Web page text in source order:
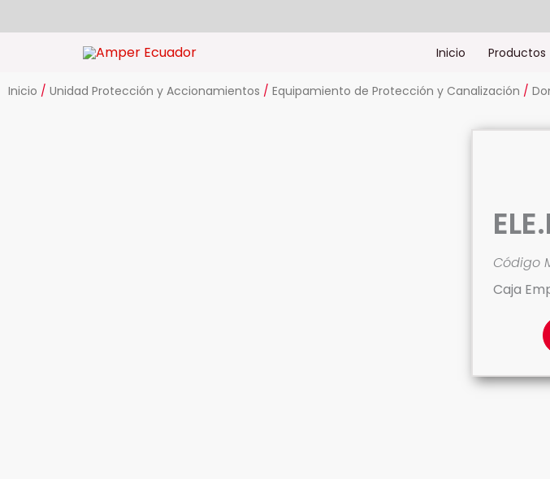
al
Inicio Productos
Inicio / Unidad Protección y Accionamientos / Equipamiento de Protección y Canalización /
Código
Caja